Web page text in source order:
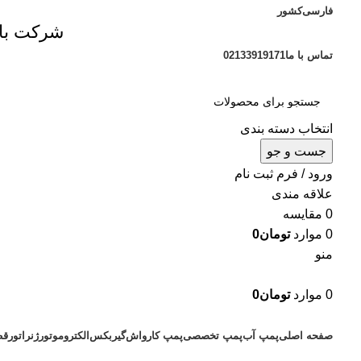
فارسیکشور
شرکت
تماس با ما02133919171
انتخاب دسته بندی
جست و جو
ورود / فرم ثبت نام
علاقه مندی
0 مقایسه
0 موارد تومان0
منو
0 موارد تومان0
صفحه اصلیپمپ آبپمپ تخصصیپمپ کارواشگیربکس الکتروموتورژنراتور